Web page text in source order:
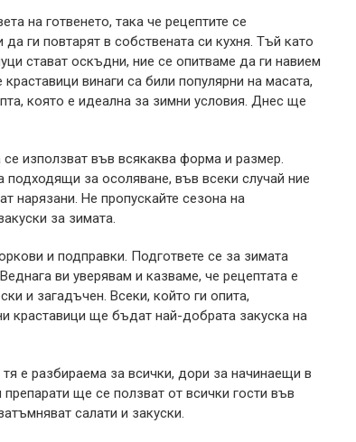
на готвенето, така че рецептите се
ги повтарят в собствената си кухня. Тъй като
стават оскъдни, ние се опитваме да ги навием
винаги са били популярни на масата,
която е идеална за зимни условия. Днес ще
използват във всякаква форма и размер.
за осоляване, във всеки случай ние
Не пропускайте сезона на
за зимата.
и подправки. Подгответе се за зимата
ви уверявам и казваме, че рецептата е
и загадъчен. Всеки, който ги опита,
краставици ще бъдат най-добрата закуска на
е разбираема за всички, дори за начинаещи в
ще се ползват от всички гости във
салати и закуски.